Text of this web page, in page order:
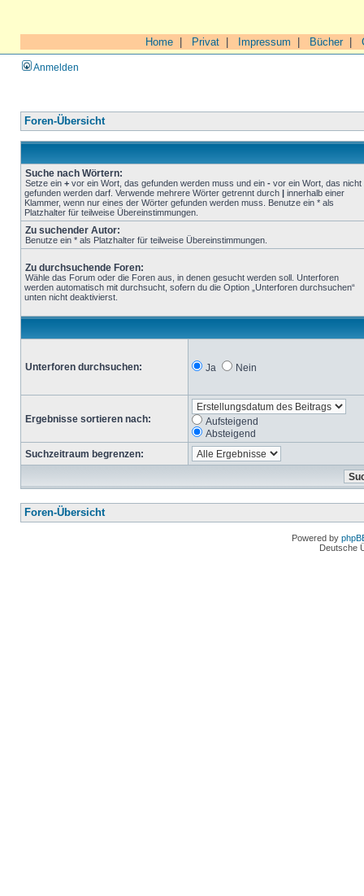
Home Privat Impressum Bücher|
Anmelden
Foren-Übersicht
Suche nach Wörtern:
Setze ein + vor ein Wort, das gefunden werden muss und ein - vor ein Wort, das nicht
gefunden werden darf. Verwende mehrere Wörter getrennt durch | innerhalb einer
Klammer, wenn nur eines der Wörter gefunden werden muss. Benutze ein * als
Platzhalter für teilweise Übereinstimmungen.
Zu suchender Autor:
Benutze ein * als Platzhalter für teilweise Übereinstimmungen.
Zu durchsuchende Foren:
Wähle das Forum oder die Foren aus, in denen gesucht werden soll. Unterforen
werden automatisch mit durchsucht, sofern du die Option „Unterforen durchsuchen“
unten nicht deaktivierst.
Unterforen durchsuchen: Ja Nein
Ergebnisse sortieren nach:
Aufsteigend
Absteigend
Suchzeitraum begrenzen:
Foren-Übersicht
Powered by
Deutsche